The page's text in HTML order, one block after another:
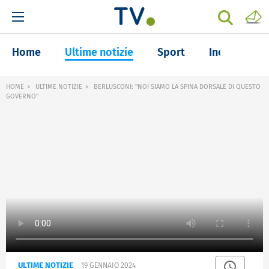
Home Ultime notizie Sport Inchieste
HOME ULTIME NOTIZIE
BERLUSCONI: "NOI SIAMO LA SPINA DORSALE DI QUESTO
GOVERNO"
ULTIME NOTIZIE 19 GENNAIO 2024